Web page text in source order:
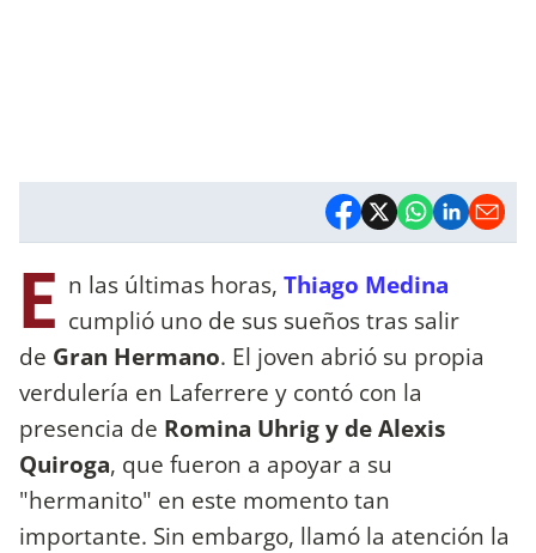
E n las últimas horas, Thiago Medina
cumplió uno de sus sueños tras salir
de Gran Hermano. El joven abrió su propia
verdulería en Laferrere y contó con la
presencia de Romina Uhrig y de Alexis
Quiroga, que fueron a apoyar a su
"hermanito" en este momento tan
importante. Sin embargo, llamó la atención la